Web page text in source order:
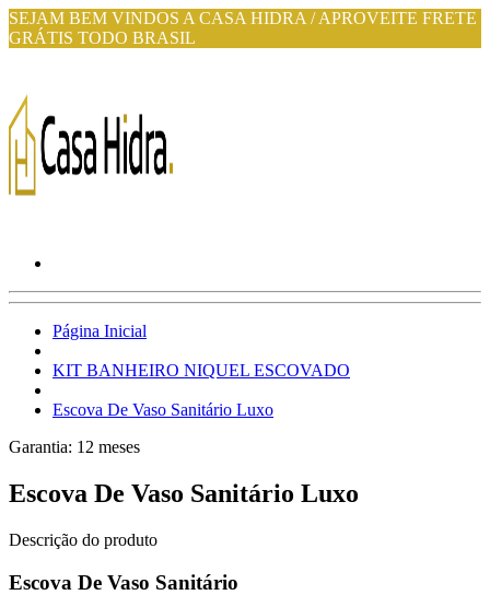
SEJAM BEM VINDOS A CASA HIDRA / APROVEITE FRETE
GRÁTIS TODO BRASIL
Página Inicial
KIT BANHEIRO NIQUEL ESCOVADO
Escova De Vaso Sanitário Luxo
Garantia: 12 meses
Escova De Vaso Sanitário Luxo
Descrição do produto
Escova De Vaso Sanitário